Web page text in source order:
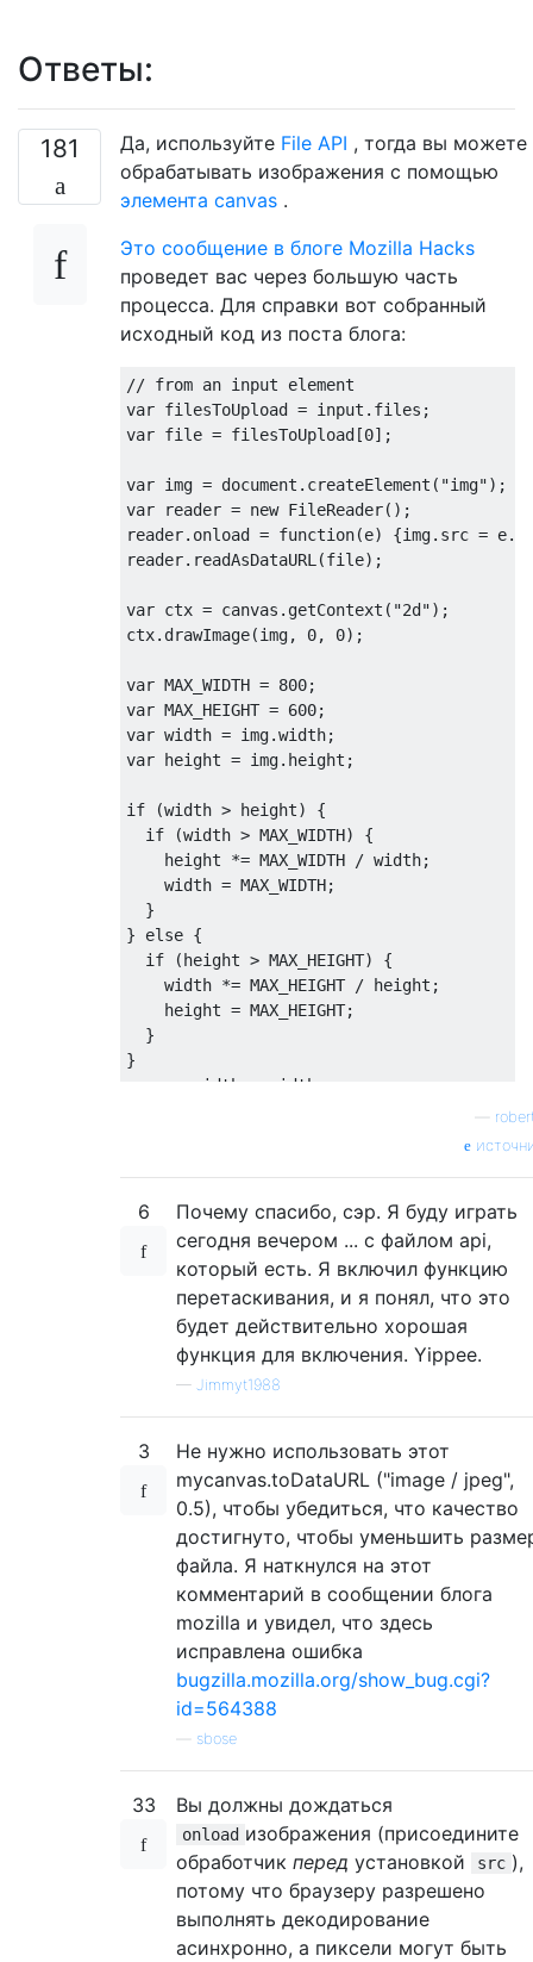
Ответы:
181 Да, используйте File API , тогда вы можете
обрабатывать изображения с помощью
элемента canvas .
Это сообщение в блоге Mozilla Hacks
проведет вас через большую часть
процесса. Для справки вот собранный
исходный код из поста блога:
// from an input element
var filesToUpload = input . files ;
var file = filesToUpload[0];
var img = document . createElement ( "img");
var reader = new FileReader();
reader. onload = function(e) {img. src = e.
reader. readAsDataURL (file);
var ctx = canvas . getContext ( "2d");
ctx. drawImage(img, 0, 0);
var MAX_WIDTH = 800;
var MAX_HEIGHT = 600;
var width = img.width;
var height = img. height ;
if (width > height)
{
if
(width > MAX_WIDTH)
{
    height
*= MAX_WIDTH / width;
    width
= MAX_WIDTH;
}
}
else {
if
(height > MAX_HEIGHT)
{
    width
*= MAX_HEIGHT / height ;
    height
= MAX_HEIGHT;
}
}
width width
var dataurl = canvas.toDataURL("image/png"
//Post dataurl to the server with AJAX
6
Почему спасибо, сэр. Я буду играть
сегодня вечером ... с файлом api,
который есть. Я включил функцию
перетаскивания, и я понял, что это
будет действительно хорошая
функция для включения. Yippee.
— Jimmyt1988
3
Не нужно использовать этот
mycanvas.toDataURL ("image / jpeg",
0.5), чтобы убедиться, что качество
достигнуто, чтобы уменьшить
файла. Я наткнулся на этот
комментарий в сообщении блога
mozilla и увидел, что здесь
исправлена ​​ошибка
bugzilla.mozilla.org/show_bug.cgi?
id=564388
sbose
33 Вы должны дождаться
onload изображения (присоедините
обработчик перед установкой src ),
потому что браузеру разрешено
выполнять декодирование
асинхронно, а пиксели могут быть